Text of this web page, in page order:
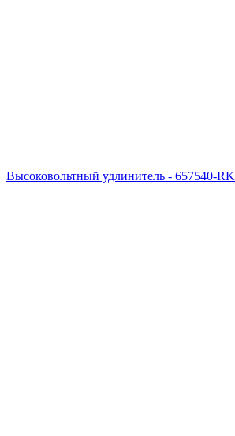
Высоковольтный удлинитель - 657540-RK